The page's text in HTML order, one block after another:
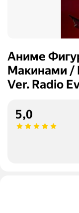
Аниме
Макинами /
Ver. Radio
5,0